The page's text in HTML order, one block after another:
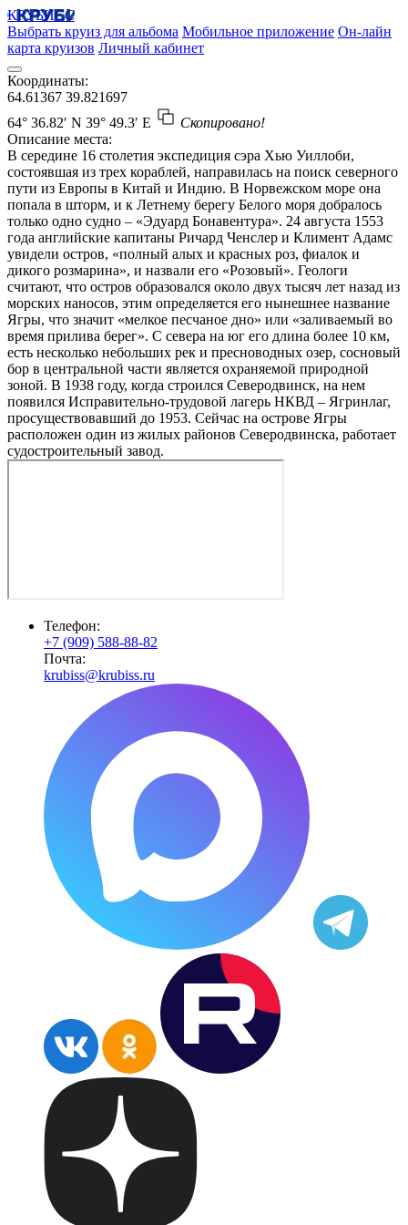
КРУБИСС
Выбрать круиз для альбома Мобильное приложение Он-лайн
карта круизов Личный кабинет
Координаты:
64.61367 39.821697
64° 36.82′ N 39° 49.3′ E
Скопировано!
Описание места:
В середине 16 столетия экспедиция сэра Хью Уиллоби,
состоявшая из трех кораблей, направилась на поиск северного
пути из Европы в Китай и Индию. В Норвежском море она
попала в шторм, и к Летнему берегу Белого моря добралось
только одно судно – «Эдуард Бонавентура». 24 августа 1553
года английские капитаны Ричард Ченслер и Климент Адамс
увидели остров, «полный алых и красных роз, фиалок и
дикого розмарина», и назвали его «Розовый». Геологи
считают, что остров образовался около двух тысяч лет назад из
морских наносов, этим определяется его нынешнее название
Ягры, что значит «мелкое песчаное дно» или «заливаемый во
время прилива берег». С севера на юг его длина более 10 км,
есть несколько небольших рек и пресноводных озер, сосновый
бор в центральной части является охраняемой природной
зоной. В 1938 году, когда строился Северодвинск, на нем
появился Исправительно-трудовой лагерь НКВД – Ягринлаг,
просуществовавший до 1953. Сейчас на острове Ягры
расположен один из жилых районов Северодвинска, работает
судостроительный завод.
Телефон:
+7 (909) 588-88-82
Почта:
krubiss@krubiss.ru